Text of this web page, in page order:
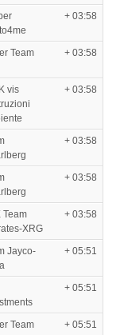
+ 03:58
Team + 03:58
vis
+ 03:58
+ 03:58
+ 03:58
Team
XRG
+ 03:58
Jayco-
+ 05:51
+ 05:51
Team + 05:51